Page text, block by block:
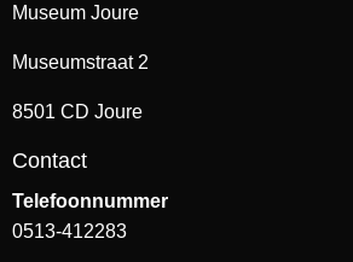
Museum Joure
Museumstraat 2
8501 CD Joure
Contact
Telefoonnummer
0513-412283